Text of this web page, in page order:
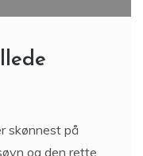
skønnest på
og den rette